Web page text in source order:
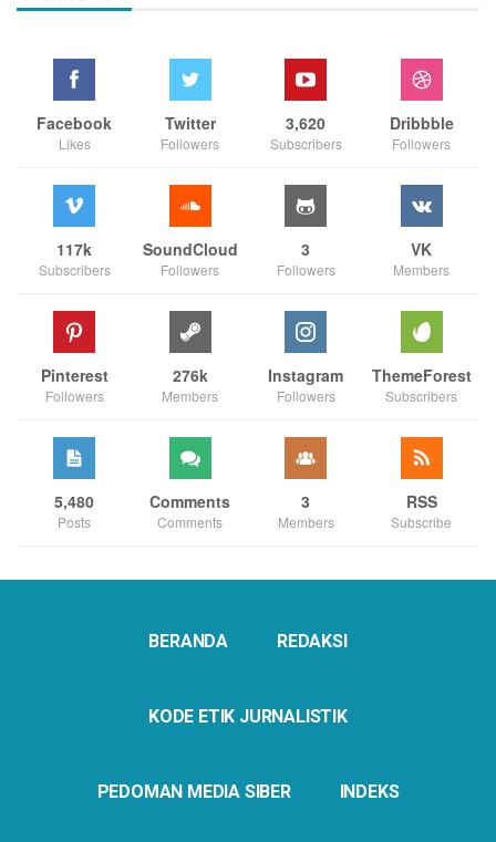
Facebook
Likes
Twitter
Followers
3,620
Subscribers
Dribbble
Followers
117k
Subscribers
SoundCloud
Followers
3
Followers
VK
Members
Pinterest
Followers
276k
Members
Instagram
Followers
ThemeForest
Subscribers
5,480
Posts
Comments
Comments
3
Members
RSS
Subscribe
BERANDA REDAKSI
KODE ETIK JURNALISTIK
PEDOMAN MEDIA SIBER INDEKS